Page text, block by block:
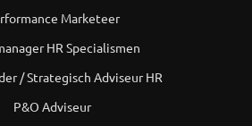
Marketeer
HR Specialismen
/ Strategisch Adviseur HR
P&O Adviseur